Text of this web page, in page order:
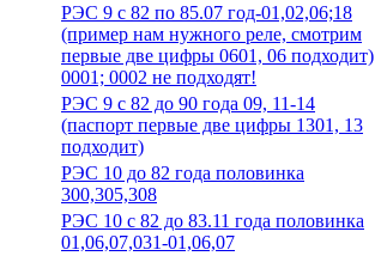
РЭС 9 с 82 по 85.07 год-01,02,06;18
(пример нам нужного реле, смотрим
первые две цифры 0601, 06 подходит)
0001; 0002 не подходят!
РЭС 9 с 82 до 90 года 09, 11-14
(паспорт первые две цифры 1301, 13
подходит)
РЭС 10 до 82 года половинка
300,305,308
РЭС 10 с 82 до 83.11 года половинка
01,06,07,031-01,06,07